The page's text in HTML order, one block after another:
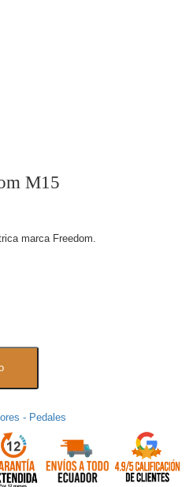
M15
marca Freedom.
- Pedales